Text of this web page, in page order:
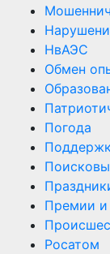
НвАЭС
Обмен
Погода
Премии и
Росатом